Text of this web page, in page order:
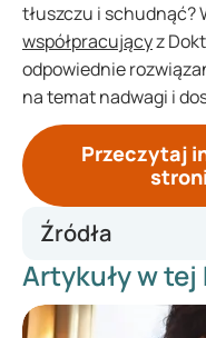
tłuszczu i schudnąć?
współpracującyz
odpowiednie
na temat nadwagi i
Przeczytaj
Źródła
https://
https://
Artykuły w